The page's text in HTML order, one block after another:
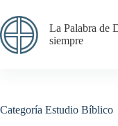
al
contenido
La Palabra de
siempre
Categoría Estudio Bíblico